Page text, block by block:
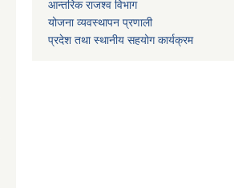
आन्तरिक राजश्व विभाग
योजना व्यवस्थापन प्रणाली
प्रदेश तथा स्थानीय सहयोग कार्यक्रम